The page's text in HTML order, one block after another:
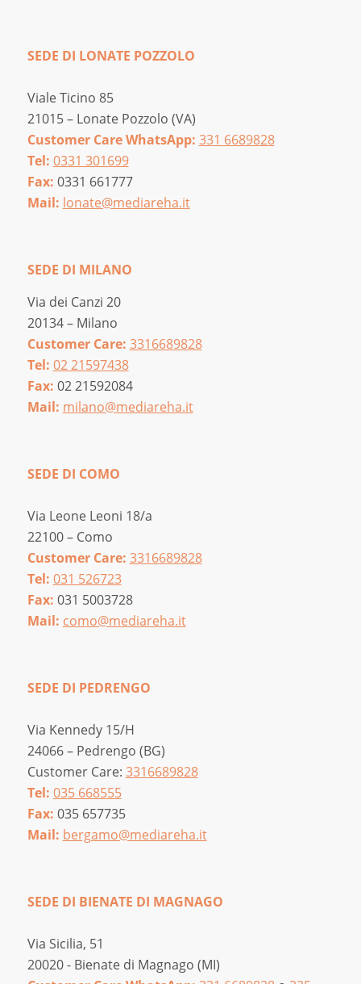
SEDE DI LONATE POZZOLO
Viale Ticino 85
21015 – Lonate Pozzolo (VA)
Customer Care WhatsApp: 331 6689828
Tel: 0331 301699
Fax: 0331 661777
Mail: lonate@mediareha.it
SEDE DI MILANO
Via dei Canzi 20
20134 – Milano
Customer Care: 3316689828
Tel: 02 21597438
Fax: 02 21592084
Mail: milano@mediareha.it
SEDE DI COMO
Via Leone Leoni 18/a
22100 – Como
Customer Care: 3316689828
Tel: 031 526723
Fax: 031 5003728
Mail: como@mediareha.it
SEDE DI PEDRENGO
Via Kennedy 15/H
24066 – Pedrengo (BG)
Customer Care: 3316689828
Tel: 035 668555
Fax: 035 657735
Mail: bergamo@mediareha.it
SEDE DI BIENATE DI MAGNAGO
Via Sicilia, 51
20020 - Bienate di Magnago (MI)